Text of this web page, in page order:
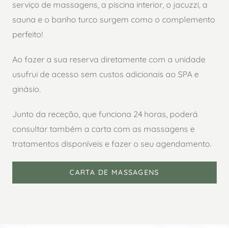
serviço de massagens, a piscina interior, o jacuzzi, a
sauna e o banho turco surgem como o complemento
perfeito!
Ao fazer a sua reserva diretamente com a unidade
usufrui de acesso sem custos adicionais ao SPA e
ginásio.
Junto da receção, que funciona 24 horas, poderá
consultar também a carta com as massagens e
tratamentos disponíveis e fazer o seu agendamento.
CARTA DE MASSAGENS